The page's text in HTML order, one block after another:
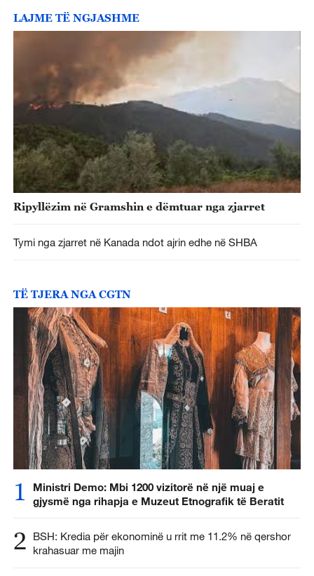
LAJME TË NGJASHME
Ripyllëzim në Gramshin e dëmtuar nga zjarret
Tymi nga zjarret në Kanada ndot ajrin edhe në SHBA
TË TJERA NGA CGTN
1
Ministri Demo: Mbi 1200 vizitorë në një muaj e
gjysmë nga rihapja e Muzeut Etnografik të Beratit
2
BSH: Kredia për ekonominë u rrit me 11.2% në qershor
krahasuar me majin